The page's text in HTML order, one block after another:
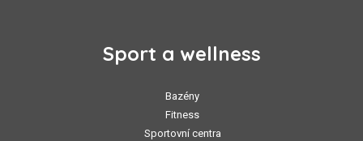
Sport a wellness
Bazény
Fitness
Sportovní centra